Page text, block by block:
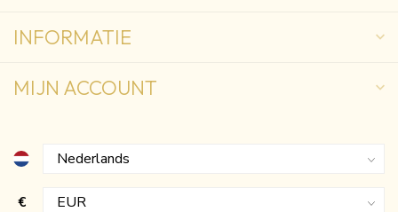
INFORMATIE
MIJN ACCOUNT
€